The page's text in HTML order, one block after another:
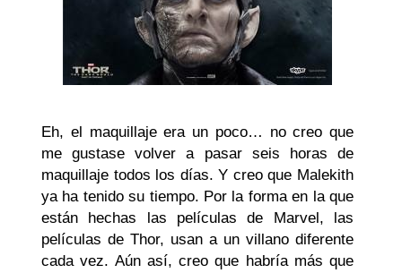
Eh, el maquillaje era un poco… no creo que
me gustase volver a pasar seis horas de
maquillaje todos los días. Y creo que Malekith
ya ha tenido su tiempo. Por la forma en la que
están hechas las películas de Marvel, las
películas de Thor, usan a un villano diferente
cada vez. Aún así, creo que habría más que